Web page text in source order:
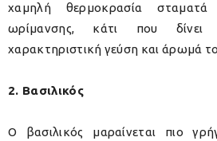
χαμηλή θερμοκρασία
ωρίμανσης, κάτι που
χαρακτηριστική γεύση και άρωμά
2. Βασιλικός
Ο βασιλικός μαραίνεται πιο